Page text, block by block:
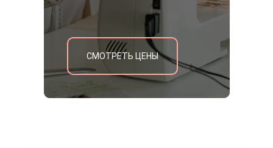
СМОТРЕТЬ ЦЕНЫ